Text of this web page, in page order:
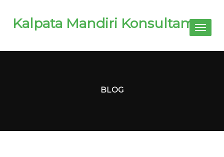
Kalpata Mandiri KonsultamaToggle
BLOG